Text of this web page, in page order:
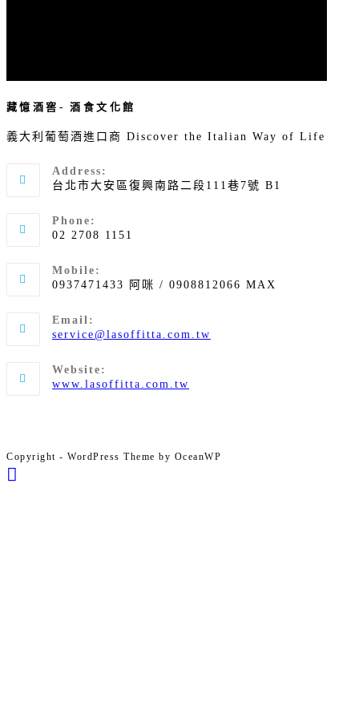
藏憶酒窖- 酒食文化館
義大利葡萄酒進口商 Discover the Italian Way of Life
Address:
台北市大安區復興南路二段111巷7號 B1
Phone:
02 2708 1151
Mobile:
0937471433 阿咪 / 0908812066 MAX
Email:
service@lasoffitta.com.tw
Website:
www.lasoffitta.com.tw
Copyright - WordPress Theme by OceanWP